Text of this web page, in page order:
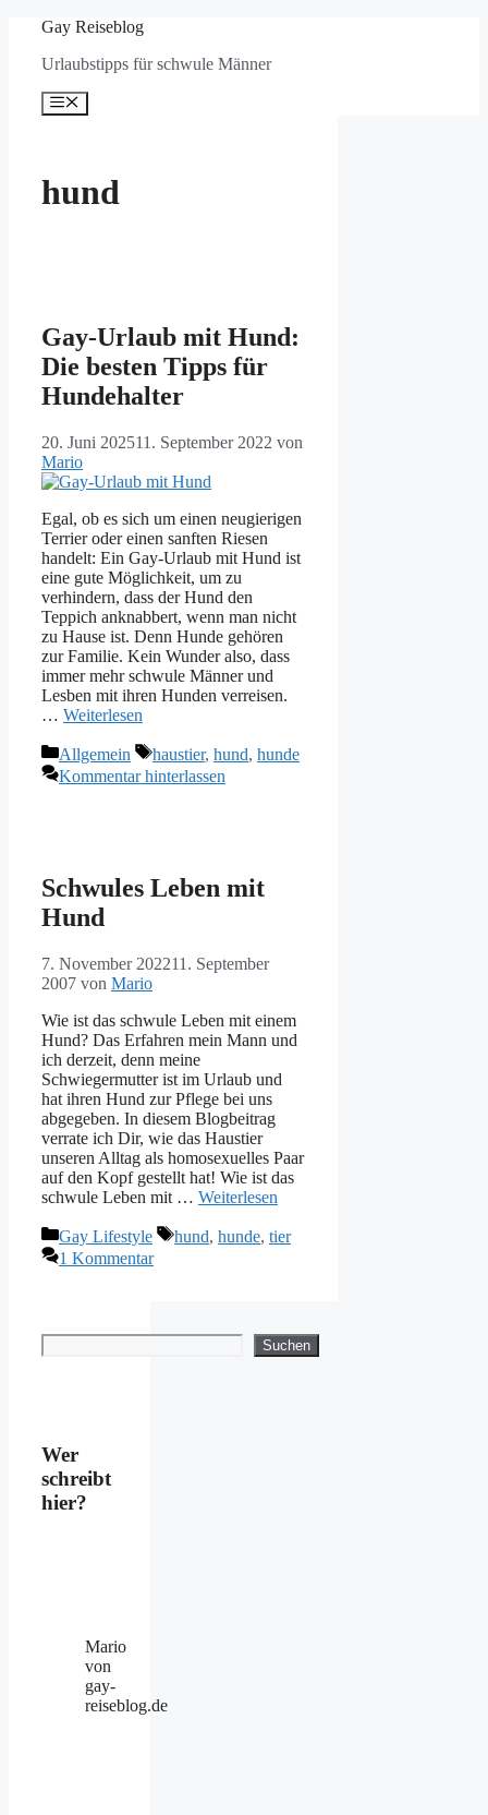
springen
Gay Reiseblog
Urlaubstipps für schwule Männer
Menü
hund
Gay-Urlaub mit Hund:
Die besten Tipps für
Hundehalter
20. Juni 202511. September 2022 von
Mario
Egal, ob es sich um einen neugierigen
Terrier oder einen sanften Riesen
handelt: Ein Gay-Urlaub mit Hund ist
eine gute Möglichkeit, um zu
verhindern, dass der Hund den
Teppich anknabbert, wenn man nicht
zu Hause ist. Denn Hunde gehören
zur Familie. Kein Wunder also, dass
immer mehr schwule Männer und
Lesben mit ihren Hunden verreisen.
… Weiterlesen
Kategorien
Allgemein Schlagwörter
haustier, hund, hunde
Kommentar hinterlassen
Schwules Leben mit
Hund
7. November 202211. September
2007 von Mario
Wie ist das schwule Leben mit einem
Hund? Das Erfahren mein Mann und
ich derzeit, denn meine
Schwiegermutter ist im Urlaub und
hat ihren Hund zur Pflege bei uns
abgegeben. In diesem Blogbeitrag
verrate ich Dir, wie das Haustier
unseren Alltag als homosexuelles Paar
auf den Kopf gestellt hat! Wie ist das
schwule Leben mit … Weiterlesen
Kategorien
Gay Lifestyle Schlagwörter
hund, hunde, tier
1 Kommentar
Suchen Suchen
Wer
schreibt
hier?
Mario
von
gay-
reiseblog.de